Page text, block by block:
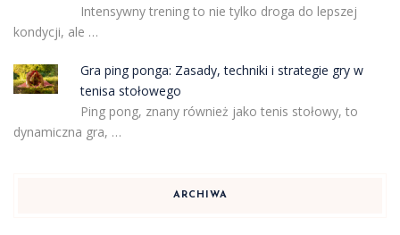
Intensywny trening to nie tylko droga do lepszej
kondycji, ale …
Gra ping ponga: Zasady, techniki i strategie gry w
tenisa stołowego
Ping pong, znany również jako tenis stołowy, to
dynamiczna gra, …
ARCHIWA